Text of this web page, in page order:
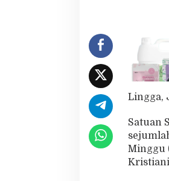
Lingga,
Satuan
Minggu
Kristiani